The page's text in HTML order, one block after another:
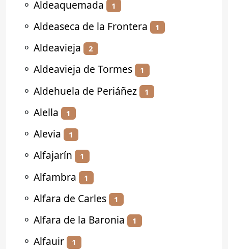
⚬ Aldeaquemada 1
⚬ Aldeaseca de la Frontera 1
⚬ Aldeavieja 2
⚬ Aldeavieja de Tormes 1
⚬ Aldehuela de Periáñez 1
⚬ Alella 1
⚬ Alevia 1
⚬ Alfajarín 1
⚬ Alfambra 1
⚬ Alfara de Carles 1
⚬ Alfara de la Baronia 1
⚬ Alfauir 1